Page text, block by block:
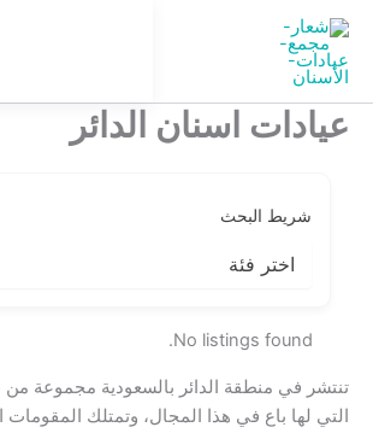
تخطي
إلى
المحتوى
عيادات اسنان الدائر
شريط البحث
No listings found.
تنتشر في منطقة الدائر بالسعودية مجموعة من
التي لها باع في هذا المجال، وتمتلك المقومات